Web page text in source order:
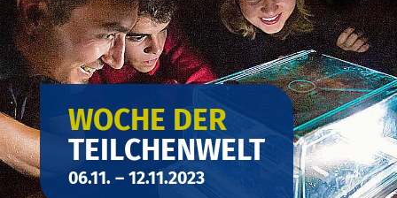
WOCHE DER
TEILCHENWELT
06.11. – 12.11.2023